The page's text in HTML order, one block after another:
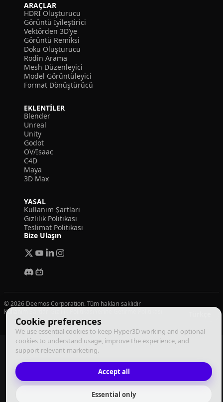
Cookie preferences
We use essential cookies to keep Hyper3D working and optional
cookies to understand usage, improve the experience, and
support relevant marketing.
Accept all
Essential only
ARAÇLAR
HDRI Oluşturucu
Görüntü İyileştirici
Vektörden 3D’ye
Görüntü Remiksi
Doku Oluşturucu
Rodin Arama
Mesh Düzenleyici
Model Görüntüleyici
Format Dönüştürücü
EKLENTILER
Blender
Unreal
Unity
Godot
OV/Isaac
C4D
Maya
3D Max
YASAL
Kullanım Şartları
Gizlilik Politikası
Teslimat Politikası
Bize Ulaşın
© 2026 Deemos Corporation. Tüm hakları saklıdır
Kullanım Şartları